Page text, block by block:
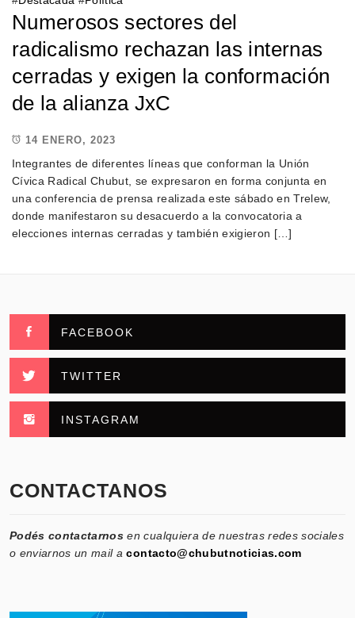
Numerosos sectores del
radicalismo rechazan las internas
cerradas y exigen la conformación
de la alianza JxC
14 ENERO, 2023
Integrantes de diferentes líneas que conforman la Unión
Cívica Radical Chubut, se expresaron en forma conjunta en
una conferencia de prensa realizada este sábado en Trelew,
donde manifestaron su desacuerdo a la convocatoria a
elecciones internas cerradas y también exigieron […]
FACEBOOK
TWITTER
INSTAGRAM
CONTACTANOS
Podés contactarnos en cualquiera de nuestras redes sociales
o enviarnos un mail acontacto@chubutnoticias.com